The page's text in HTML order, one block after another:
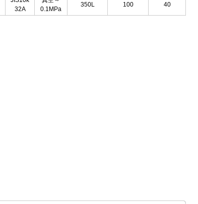
32A
0.1MPa
350L 100 40